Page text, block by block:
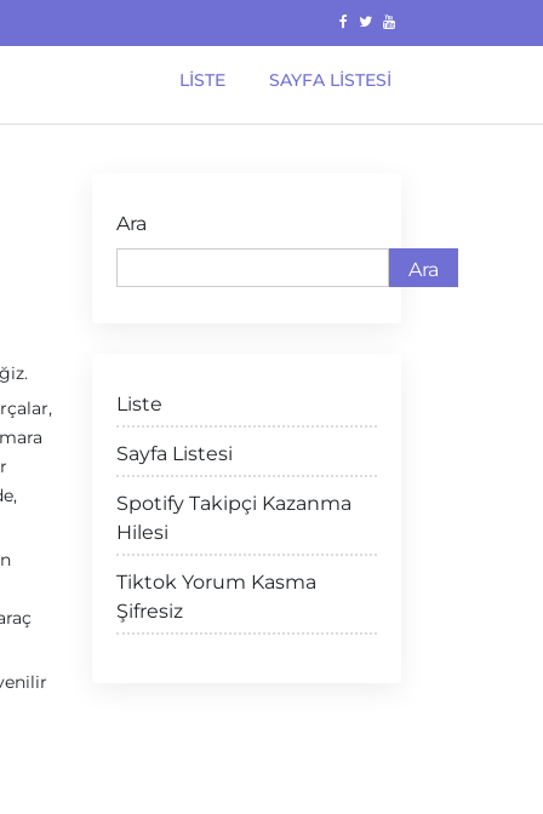
LISTE SAYFA LISTESI
Ara
Ara
Liste
Sayfa Listesi
Spotify Takipçi Kazanma
Hilesi
Tiktok Yorum Kasma
Şifresiz